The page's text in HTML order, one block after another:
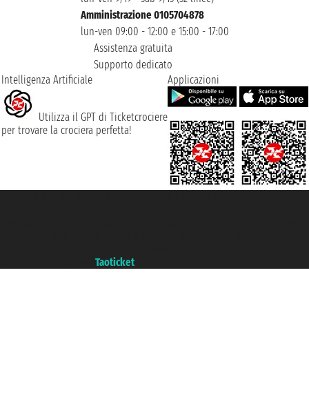
Amministrazione 0105704878
lun-ven 09:00 - 12:00 e 15:00 - 17:00
Assistenza gratuita
Supporto dedicato
Intelligenza Artificiale
Utilizza il GPT di Ticketcrociere
per trovare la crociera perfetta!
Applicazioni
Taoticket